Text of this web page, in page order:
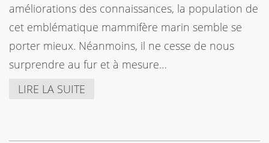
améliorations des connaissances, la population de
cet emblématique mammifère marin semble se
porter mieux. Néanmoins, il ne cesse de nous
surprendre au fur et à mesure…
LIRE LA SUITE